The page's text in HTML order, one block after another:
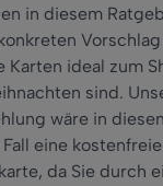
in diesem
Karten ideal zum
sind.
wäre in
eine kostenfreie
da Sie durch